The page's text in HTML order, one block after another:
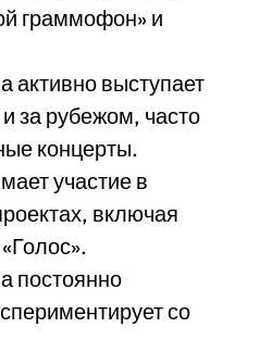
граммофон» и
активно выступает
и за рубежом, часто
концерты.
участие в
включая
постоянно
со